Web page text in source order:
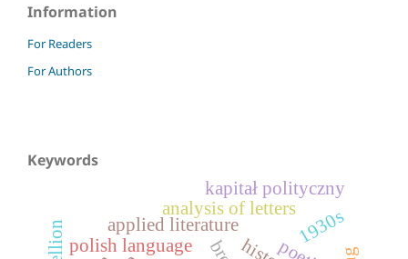
Information
For Readers
For Authors
Keywords
applied literature
analysis of letters
polish language
kapitał polityczny
1930s